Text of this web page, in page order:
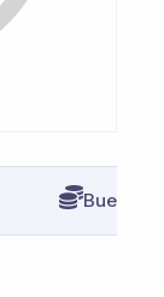
Buenos